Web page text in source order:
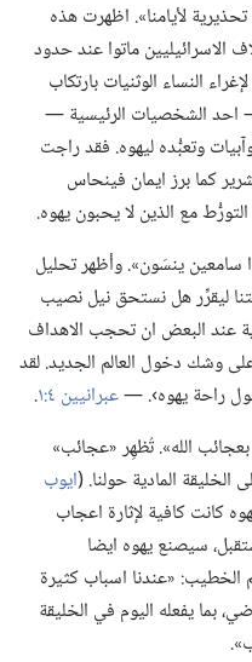
لأيامنا».‏ اظهرت هذه
الاسرائيليين ماتوا عند حدود
النساء الوثنيات بارتكاب
—‏ احد الشخصيات الرئيسية —‏
وتعبُّده ليهوه.‏ فقد راجت
كما برز ايمان فينحاس
مع الذين لا يحبون يهوه.‏
سامعين ينسَون».‏ وأظهر تحليل
ليقرِّر هل نستحق نيل نصيب
عند البعض ان تحجب الاهداف
وشك دخول العالم الجديد.‏ لقد
راحة يهوه›.‏ —‏عبرانيين ٤:‏١
‏.‏
بعجائب الله».‏ تُظهِر «عجائب»
المادية حولنا.‏ (‏ايوب
كانت كافية لإثارة اعجاب
سيصنع يهوه ايضا
الخطيب:‏ «عندنا اسباب كثيرة
بما يفعله اليوم في الخليقة